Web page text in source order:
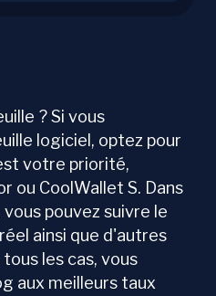
? Si vous
logiciel, optez pour
votre priorité,
ou CoolWallet S. Dans
pouvez suivre le
ainsi que d'autres
les cas, vous
aux meilleurs taux